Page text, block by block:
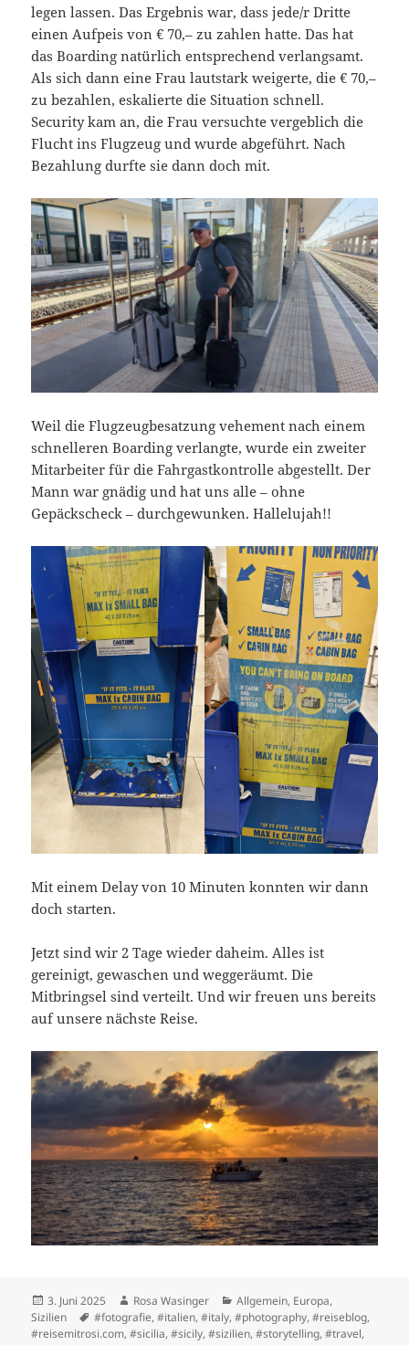
legen lassen. Das Ergebnis war, dass jede/r Dritte
einen Aufpeis von € 70,– zu zahlen hatte. Das hat
das Boarding natürlich entsprechend verlangsamt.
Als sich dann eine Frau lautstark weigerte, die € 70,–
zu bezahlen, eskalierte die Situation schnell.
Security kam an, die Frau versuchte vergeblich die
Flucht ins Flugzeug und wurde abgeführt. Nach
Bezahlung durfte sie dann doch mit.
Weil die Flugzeugbesatzung vehement nach einem
schnelleren Boarding verlangte, wurde ein zweiter
Mitarbeiter für die Fahrgastkontrolle abgestellt. Der
Mann war gnädig und hat uns alle – ohne
Gepäckscheck – durchgewunken. Hallelujah!!
Mit einem Delay von 10 Minuten konnten wir dann
doch starten.
Jetzt sind wir 2 Tage wieder daheim. Alles ist
gereinigt, gewaschen und weggeräumt. Die
Mitbringsel sind verteilt. Und wir freuen uns bereits
auf unsere nächste Reise.
Posted
on
3. Juni 2025 Author
Rosa Wasinger Categories
Allgemein, Europa,
Sizilien
Tags
#fotografie,#italien,#italy,#photography,#reiseblog,
#reisemitrosi.com,#sicilia,#sicily,#sizilien,#storytelling,#travel,